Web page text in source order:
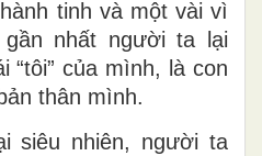
tinh và một vài vì
nhất người ta lại
“tôi” của mình, là con
thân mình.
siêu nhiên, người ta